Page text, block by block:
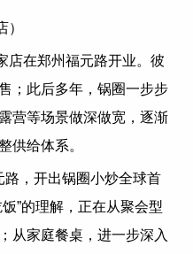
在郑州福元路开业。彼
；此后多年，锅圈一步步
营等场景做深做宽，逐渐
供给体系。
，开出锅圈小炒全球首
”的理解，正在从聚会型
从家庭餐桌，进一步深入